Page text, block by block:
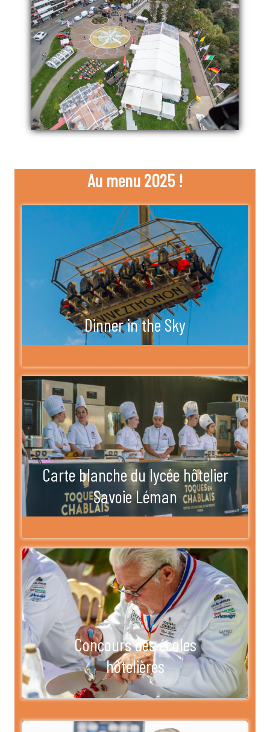
Au menu 2025 !
Dinner in the Sky
Carte blanche du lycée hôtelier
Savoie Léman
Concours des écoles
hôtelières